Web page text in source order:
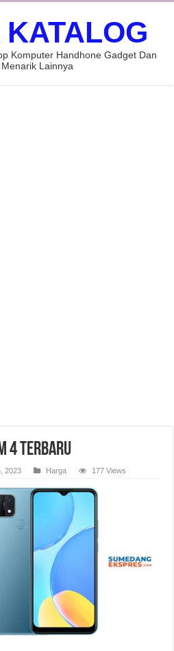
Komputer Handhone Gadget Dan
Lainnya
4 Terbaru
2023 Harga 177 Views